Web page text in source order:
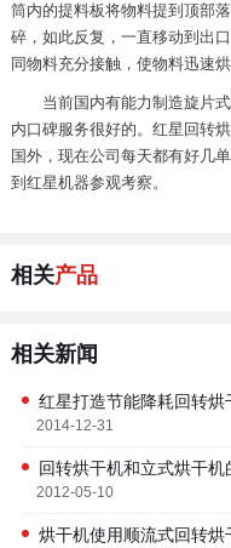
筒内的提料板将物料提到顶部
碎，如此反复，一直移动到出
同物料充分接触，使物料迅速
当前国内有能力制造旋片
内口碑服务很好的。红星回转
国外，现在公司每天都有好几
到红星机器参观考察。
相关产品
相关新闻
红星打造节能降耗回转烘
2014-12-31
回转烘干机和立式烘干机
2012-05-10
烘干机使用顺流式回转烘